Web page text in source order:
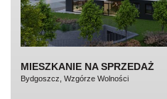
MIESZKANIE NA SPRZEDAŻ
Bydgoszcz, Wzgórze Wolności